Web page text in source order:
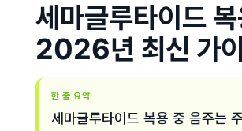
세마글루타이드
2026년 최신 가
한 줄 요약
세마글루타이드 복용 중 음주는